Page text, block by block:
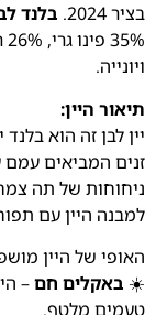
בציר 2024.
בלנד
ויונייה.
תיאור היין:
יין לבן זה הוא
זנים המביאים עמם
ניחוחות של תה
למבנה היין עם
האופי של היין
☀️ באקלים חם–
טעמים מלטף.